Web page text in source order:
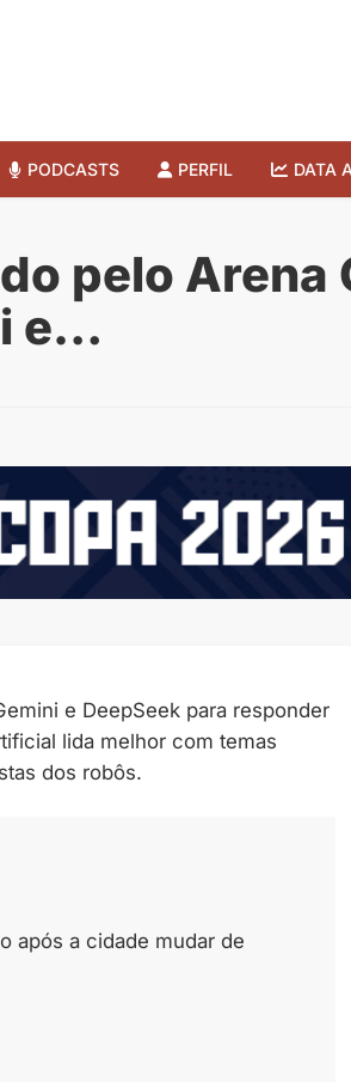
PODCASTS PERFIL DATA
pelo Arena
e…
e DeepSeek para responder
lida melhor com temas
dos robôs.
após a cidade mudar de